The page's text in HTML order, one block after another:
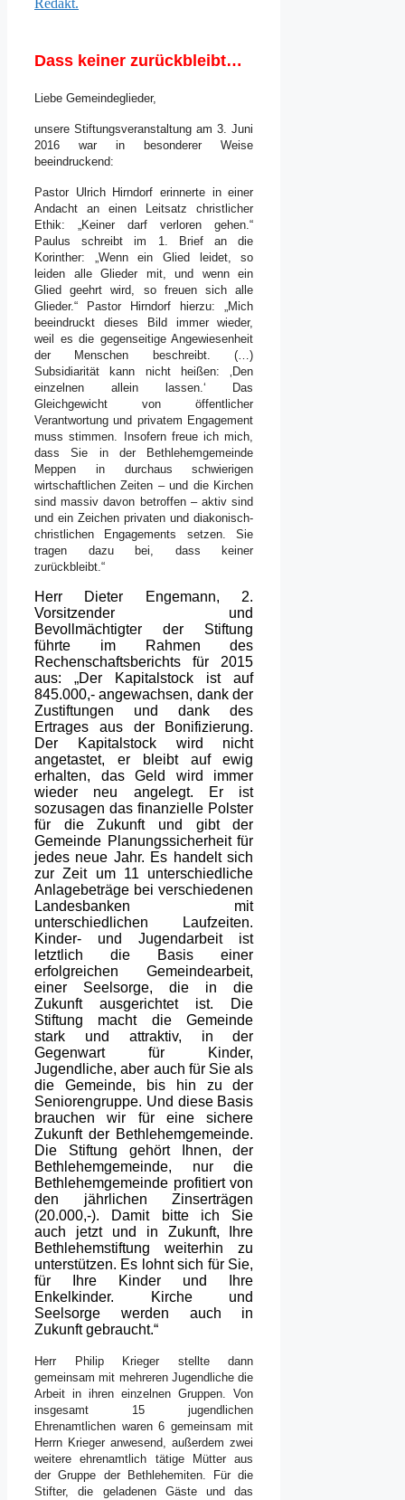
Redakt.
Dass keiner zurückbleibt…
Liebe Gemeindeglieder,
unsere Stiftungsveranstaltung am 3. Juni
2016 war in besonderer Weise
beeindruckend:
Pastor Ulrich Hirndorf erinnerte in einer
Andacht an einen Leitsatz christlicher
Ethik: „Keiner darf verloren gehen.“
Paulus schreibt im 1. Brief an die
Korinther: „Wenn ein Glied leidet, so
leiden alle Glieder mit, und wenn ein
Glied geehrt wird, so freuen sich alle
Glieder.“ Pastor Hirndorf hierzu: „Mich
beeindruckt dieses Bild immer wieder,
weil es die gegenseitige Angewiesenheit
der Menschen beschreibt. (…)
Subsidiarität kann nicht heißen: ‚Den
einzelnen allein lassen.‘ Das
Gleichgewicht von öffentlicher
Verantwortung und privatem Engagement
muss stimmen. Insofern freue ich mich,
dass Sie in der Bethlehemgemeinde
Meppen in durchaus schwierigen
wirtschaftlichen Zeiten – und die Kirchen
sind massiv davon betroffen – aktiv sind
und ein Zeichen privaten und diakonisch-
christlichen Engagements setzen. Sie
tragen dazu bei, dass keiner
zurückbleibt.“
Herr Dieter Engemann, 2.
Vorsitzender und
Bevollmächtigter der Stiftung
führte im Rahmen des
Rechenschaftsberichts für 2015
aus: „Der Kapitalstock ist auf
845.000,- angewachsen, dank der
Zustiftungen und dank des
Ertrages aus der Bonifizierung.
Der Kapitalstock wird nicht
angetastet, er bleibt auf ewig
erhalten, das Geld wird immer
wieder neu angelegt. Er ist
sozusagen das finanzielle Polster
für die Zukunft und gibt der
Gemeinde Planungssicherheit für
jedes neue Jahr. Es handelt sich
zur Zeit um 11 unterschiedliche
Anlagebeträge bei verschiedenen
Landesbanken mit
unterschiedlichen Laufzeiten.
Kinder- und Jugendarbeit ist
letztlich die Basis einer
erfolgreichen Gemeindearbeit,
einer Seelsorge, die in die
Zukunft ausgerichtet ist. Die
Stiftung macht die Gemeinde
stark und attraktiv, in der
Gegenwart für Kinder,
Jugendliche, aber auch für Sie als
die Gemeinde, bis hin zu der
Seniorengruppe. Und diese Basis
brauchen wir für eine sichere
Zukunft der Bethlehemgemeinde.
Die Stiftung gehört Ihnen, der
Bethlehemgemeinde, nur die
Bethlehemgemeinde profitiert von
den jährlichen Zinserträgen
(20.000,-). Damit bitte ich Sie
auch jetzt und in Zukunft, Ihre
Bethlehemstiftung weiterhin zu
unterstützen. Es lohnt sich für Sie,
für Ihre Kinder und Ihre
Enkelkinder. Kirche und
Seelsorge werden auch in
Zukunft gebraucht.“
Herr Philip Krieger stellte dann
gemeinsam mit mehreren Jugendliche die
Arbeit in ihren einzelnen Gruppen. Von
insgesamt 15 jugendlichen
Ehrenamtlichen waren 6 gemeinsam mit
Herrn Krieger anwesend, außerdem zwei
weitere ehrenamtlich tätige Mütter aus
der Gruppe der Bethlehemiten. Für die
Stifter, die geladenen Gäste und das